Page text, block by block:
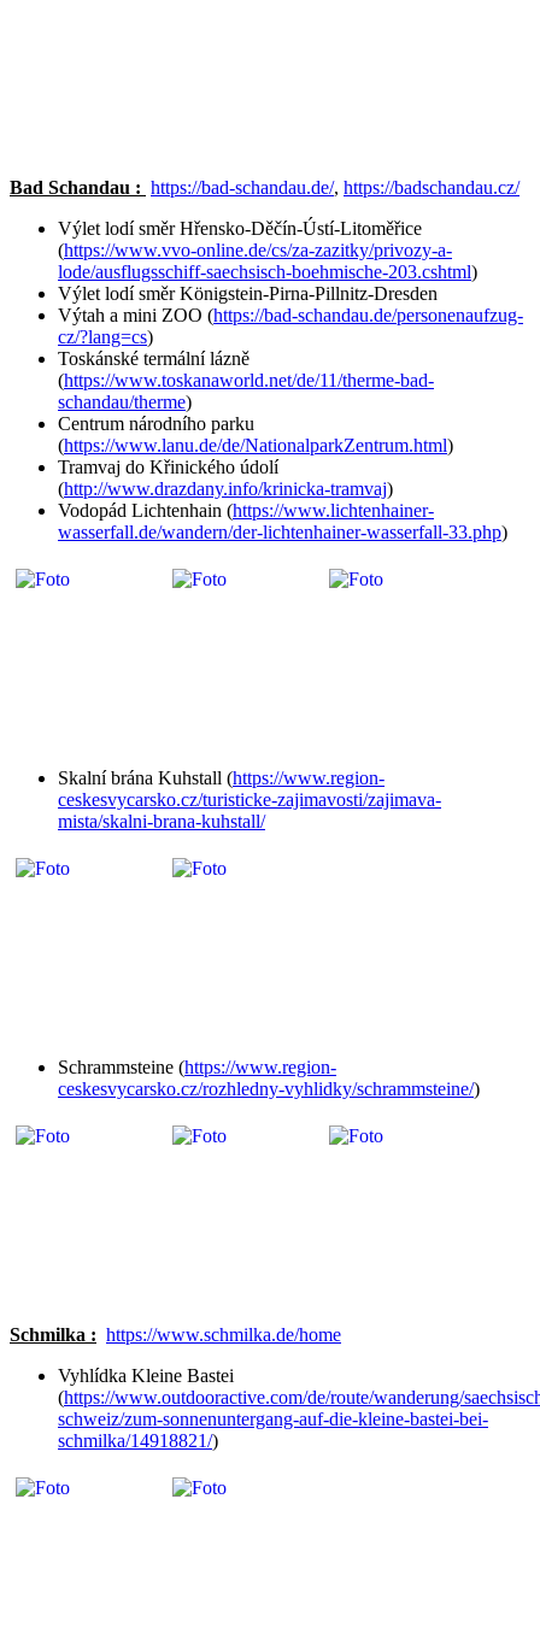
Bad Schandau : https://bad-schandau.de/, https://badschandau.cz/
Výlet lodí směr Hřensko-Děčín-Ústí-Litoměřice
(https://www.vvo-online.de/cs/za-zazitky/privozy-a-
lode/ausflugsschiff-saechsisch-boehmische-203.cshtml)
Výlet lodí směr Königstein-Pirna-Pillnitz-Dresden
Výtah a mini ZOO (https://bad-schandau.de/personenaufzug-
cz/?lang=cs)
Toskánské termální lázně
(https://www.toskanaworld.net/de/11/therme-bad-
schandau/therme)
Centrum národního parku
(https://www.lanu.de/de/NationalparkZentrum.html)
Tramvaj do Křinického údolí
(http://www.drazdany.info/krinicka-tramvaj)
Vodopád Lichtenhain (https://www.lichtenhainer-
wasserfall.de/wandern/der-lichtenhainer-wasserfall-33.php)
Skalní brána Kuhstall (https://www.region-
ceskesvycarsko.cz/turisticke-zajimavosti/zajimava-
mista/skalni-brana-kuhstall/
Schrammsteine (https://www.region-
ceskesvycarsko.cz/rozhledny-vyhlidky/schrammsteine/)
Schmilka : https://www.schmilka.de/home
Vyhlídka Kleine Bastei
(https://www.outdooractive.com/de/route/wanderung/
schweiz/zum-sonnenuntergang-auf-die-kleine-bastei-bei-
schmilka/14918821/)